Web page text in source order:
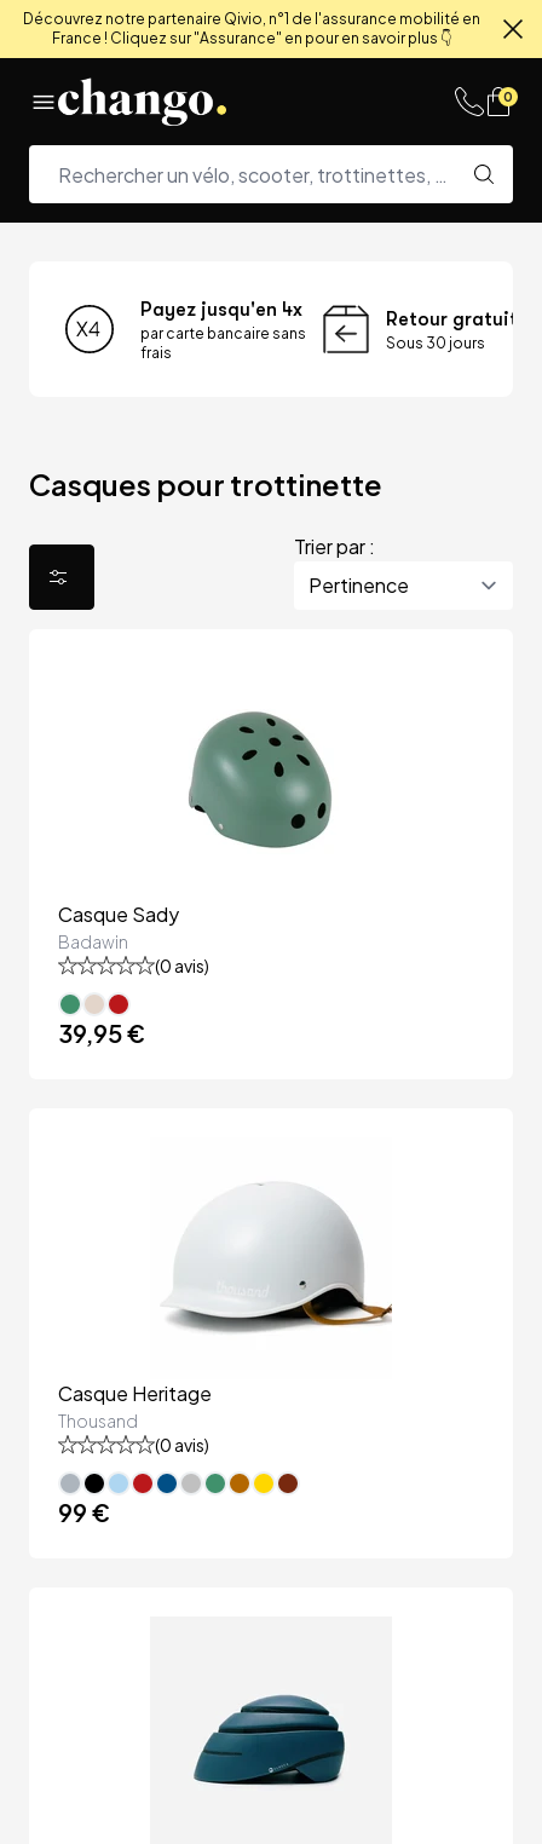
Découvrez notre partenaire Qivio, n°1 de l'assurance mobilité en
France ! Cliquez sur "Assurance" en pour en savoir plus 👇
0
Payez jusqu'en 4x
par carte bancaire sans
frais
Retour gratuit
Sous 30 jours
Casques pour trottinette
Trier par :
Casque Sady
Badawin
(0 avis)
39,95 €
Casque Heritage
Thousand
(0 avis)
99 €